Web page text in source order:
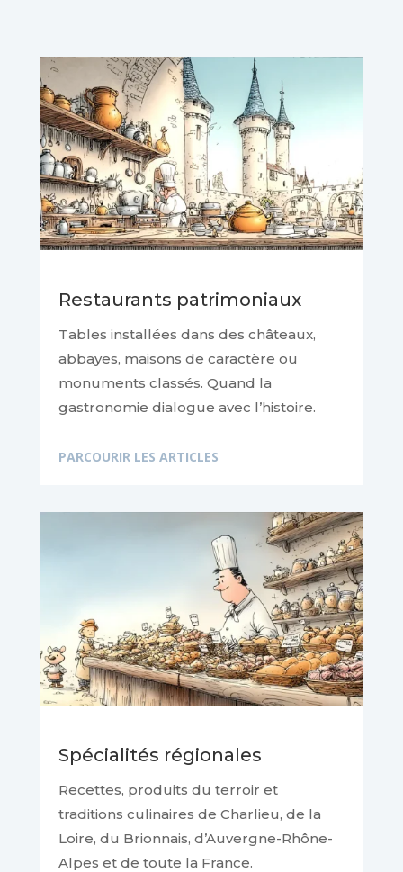
Restaurants patrimoniaux
Tables installées dans des châteaux,
abbayes, maisons de caractère ou
monuments classés. Quand la
gastronomie dialogue avec l’histoire.
PARCOURIR LES ARTICLES
Spécialités régionales
Recettes, produits du terroir et
traditions culinaires de Charlieu, de la
Loire, du Brionnais, d’Auvergne-Rhône-
Alpes et de toute la France.